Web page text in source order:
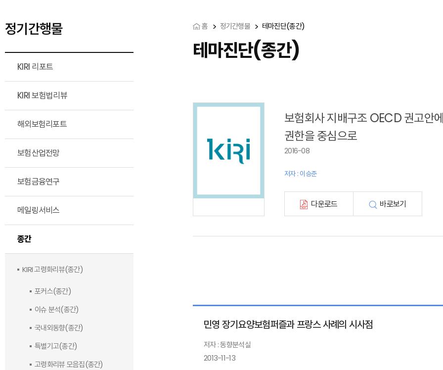
정기간행물
KIRI 리포트
KIRI 보험법리뷰
해외보험리포트
보험산업전망
보험금융연구
메일링서비스
종간
KIRI 고령화리뷰(종간)
포커스(종간)
이슈 분석(종간)
국내외동향(종간)
특별기고(종간)
고령화리뷰 모음집(종간)
홈 정기간행물 테마진단(종간)
테마진단(종간)
보험회사 지배구조 OECD 권고안
권한을 중심으로
2016-08
저자 : 이승준
다운로드 바로보기
민영 장기요양보험퍼즐과 프랑스 사례의 시사점
저자 : 동향분석실
2013-11-13